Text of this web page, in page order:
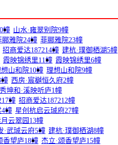
幢 山水·雍翠别院9幢
郦雅院24幢 菲郦雅院23幢
招商爱达187214幢 建杭·璞御栖湖5幢
霞映锦绣里11幢 霞映锦绣里6幢
山和院10幢 理想山和院9幢
幢 西房·宸樾恒久府2幢
坤和·溪映听庐1幢
幢 招商爱达187212幢
幢 星创杭启云珹府27幢
云翠园13幢
·武珹云府5幢 建杭·璞御栖湖8幢
香望庐18幢 杰立·颂香望庐15幢